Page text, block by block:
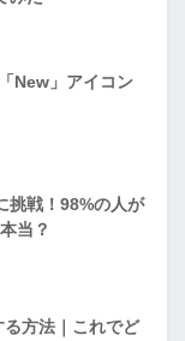
New」アイコン
挑戦！98%の人が
当？
方法｜これでど